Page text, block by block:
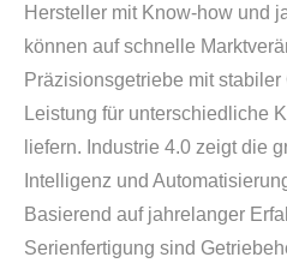
Hersteller mit Know-how und
können auf schnelle
Präzisionsgetriebe mit
Leistung für unterschiedliche
liefern. Industrie 4.0 zeigt die
Intelligenz und
Basierend auf jahrelanger
Serienfertigung sind